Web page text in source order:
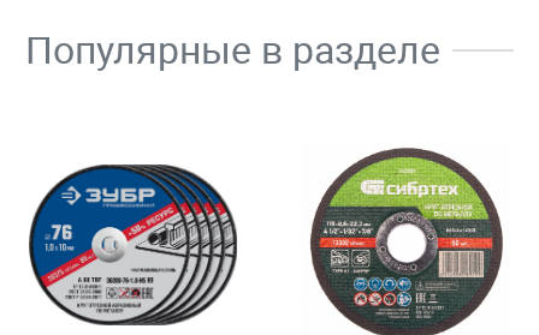
Популярные в разделе